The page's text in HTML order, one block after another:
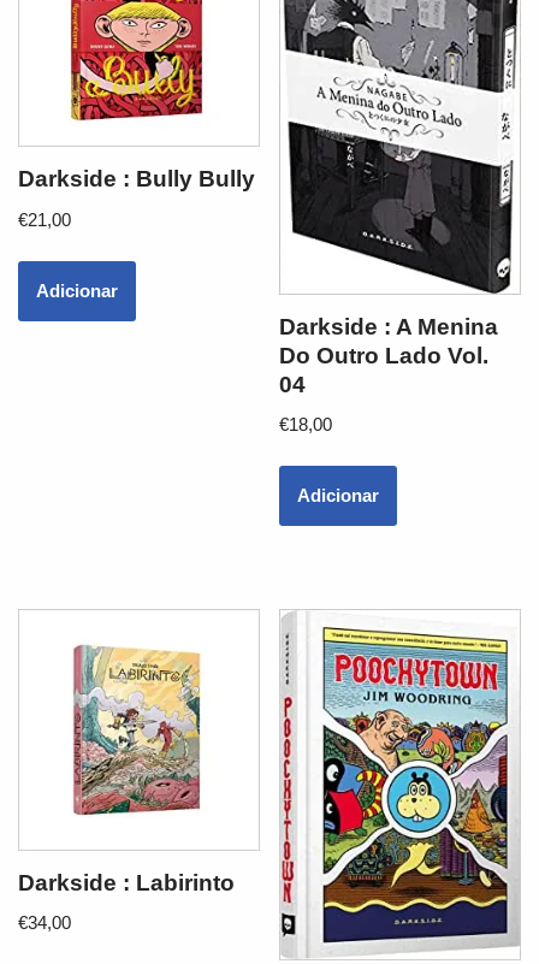
Darkside : Bully Bully
€21,00
Adicionar
Darkside : A Menina
Do Outro Lado Vol.
04
€18,00
Adicionar
Darkside : Labirinto
€34,00